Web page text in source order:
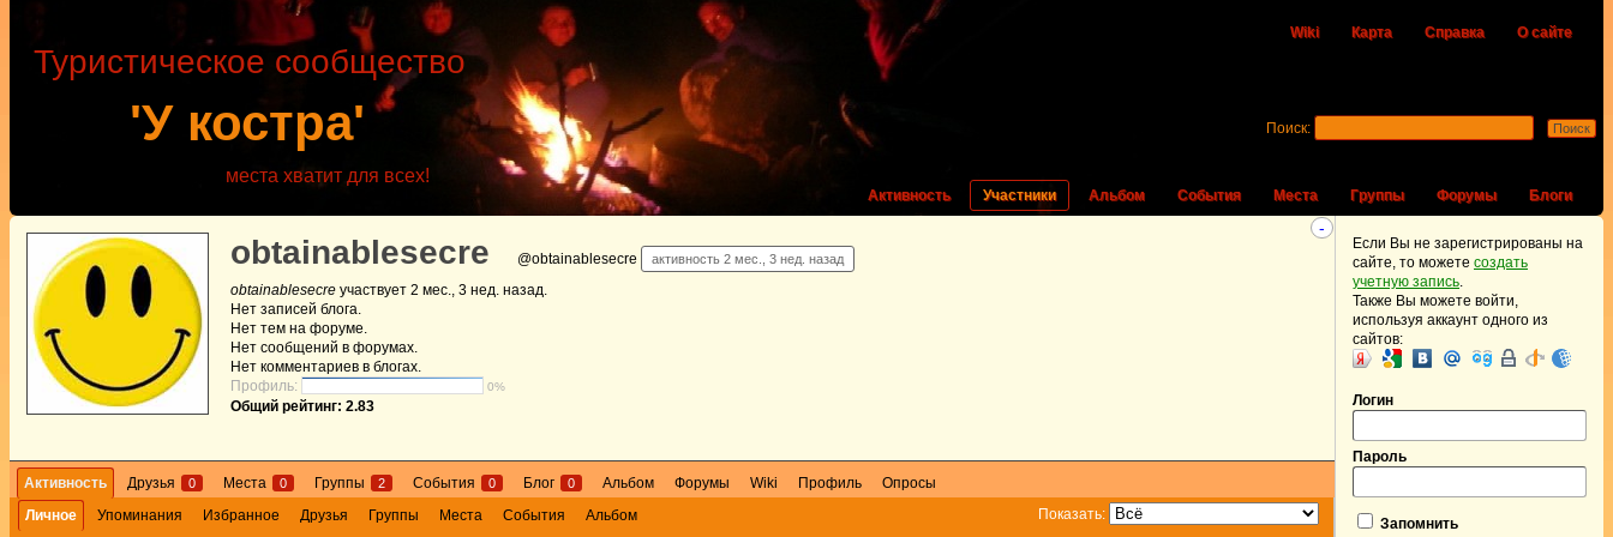
Wiki Карта Справка О сайте
'У костра'
Туристическое сообщество
места хватит для всех!
Активность Участники Альбом События Места Группы Форумы Блоги
Поиск:
-
obtainablesecre @obtainablesecre активность 2 мес., 3 нед. назад
obtainablesecre участвует 2 мес., 3 нед. назад.
Нет записей блога.
Нет тем на форуме.
Нет сообщений в форумах.
Нет комментариев в блогах.
Профиль:
0%
Общий рейтинг: 2.83
Активность Друзья 0 Места 0 Группы 2 События 0 Блог 0 Альбом Форумы Wiki Профиль
Опросы
Личное
Упоминания Избранное Друзья Группы Места События Альбом Показать:
Если Вы не зарегистрированы на
сайте, то можете создать
учетную запись.
Также Вы можете войти,
используя аккаунт одного из
сайтов:
Логин
Пароль
Запомнить